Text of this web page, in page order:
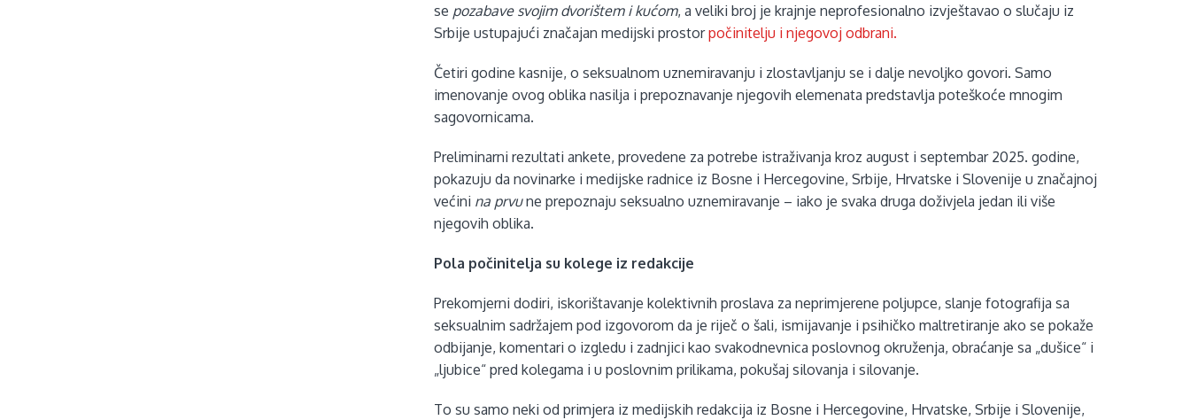
se pozabave svojim dvorištem i kućom, a veliki broj je krajnje neprofesionalno izvještavao o slučaju iz
Srbije ustupajući značajan medijski prostorpočinitelju i njegovoj odbrani.
Četiri godine kasnije, o seksualnom uznemiravanju i zlostavljanju se i dalje nevoljko govori. Samo
imenovanje ovog oblika nasilja i prepoznavanje njegovih elemenata predstavlja poteškoće mnogim
sagovornicama.
Preliminarni rezultati ankete, provedene za potrebe istraživanja kroz august i septembar 2025. godine,
pokazuju da novinarke i medijske radnice iz Bosne i Hercegovine, Srbije, Hrvatske i Slovenije u značajnoj
većini na prvune prepoznaju seksualno uznemiravanje – iako je svaka druga doživjela jedan ili više
njegovih oblika.
Pola počinitelja su kolege iz redakcije
Prekomjerni dodiri, iskorištavanje kolektivnih proslava za neprimjerene poljupce, slanje fotografija sa
seksualnim sadržajem pod izgovorom da je riječ o šali, ismijavanje i psihičko maltretiranje ako se pokaže
odbijanje, komentari o izgledu i zadnjici kao svakodnevnica poslovnog okruženja, obraćanje sa „dušice“ i
„ljubice“ pred kolegama i u poslovnim prilikama, pokušaj silovanja i silovanje.
To su samo neki od primjera iz medijskih redakcija iz Bosne i Hercegovine, Hrvatske, Srbije i Slovenije,